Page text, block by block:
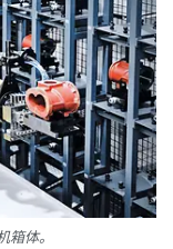
箱体。